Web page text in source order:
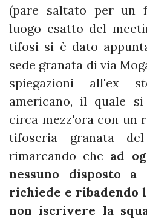
(pare saltato per un
luogo esatto del
tifosi si è dato
sede granata di via
spiegazioni all'ex
americano, il quale
circa mezz'ora con un
tifoseria granata
rimarcando che ad
nessuno disposto
richiede e ribadendo
non iscrivere la